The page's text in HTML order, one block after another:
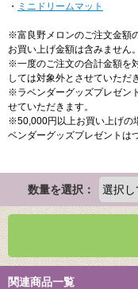
・ ミニドリームマット
※富良野メロンのご注文金額
お買い上げ金額は含みません。
※一度のご注文の合計金額を
しては対象外とさせていただ
※ラベンダーグッズプレゼン
せていただきます。
※50,000円以上お買い上げの
ベンダーグッズプレゼントは
数量を選択：
関連商品一覧